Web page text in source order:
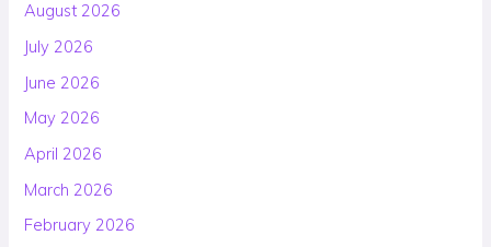
August 2026
July 2026
June 2026
May 2026
April 2026
March 2026
February 2026